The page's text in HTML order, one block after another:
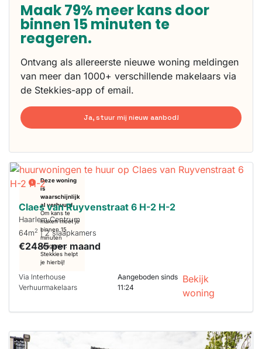
Maak 79% meer kans door
binnen 15 minuten te
reageren.
Ontvang als allereerste nieuwe woning meldingen
van meer dan 1000+ verschillende makelaars via
de Stekkies-app of email.
Ja, stuur mij nieuw aanbod!
Deze woning
is
waarschijnlijk
al verhuurd
Om kans te
maken moet je
binnen 15
minuten
reageren.
Stekkies helpt
je hierbij!
Claes van Ruyvenstraat 6 H-2 H-2
Haarlem Centrum
64m2 | 2 slaapkamers
€2485 per maand
Via Interhouse
Verhuurmakelaars
Aangeboden sinds
11:24
Bekijk
woning